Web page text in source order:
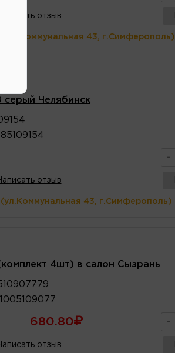
отзыв
(ул.Коммунальная 43, г.Симферополь)
серый Челябинск
-
отзыв
(ул.Коммунальная 43, г.Симферополь)
4шт) в салон Сызрань
680.80 -
отзыв